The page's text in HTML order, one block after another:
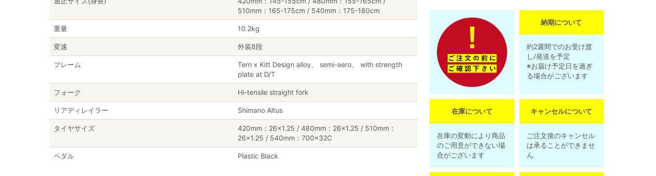
510mm：165-175cm / 540mm：175-180cm
重量 10.2kg
変速 外装8段
フレーム
Tern x Kitt Design alloy、 semi-aero、 with strength
plate at D/T
フォーク Hi-tensile straight fork
リアディレイラー Shimano Altus
タイヤサイズ
420mm：26×1.25 / 480mm：26×1.25 / 510mm：
26×1.25 / 540mm：700×32C
ペダル Plastic Black
納期について
約2週間でのお受け渡
し/発送を予定
※お届け予定日を過ぎ
る場合がございます
在庫について
在庫の変動により商品
のご用意ができない場
合がございます
キャンセルについて
ご注文後のキャンセル
は承ることができませ
ん